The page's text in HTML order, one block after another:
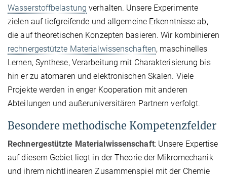
Wasserstoffbelastung verhalten. Unsere Experimente
zielen auf tiefgreifende und allgemeine Erkenntnisse ab,
die auf theoretischen Konzepten basieren. Wir kombinieren
rechnergestützte Materialwissenschaften, maschinelles
Lernen, Synthese, Verarbeitung mit Charakterisierung bis
hin er zu atomaren und elektronischen Skalen. Viele
Projekte werden in enger Kooperation mit anderen
Abteilungen und außeruniversitären Partnern verfolgt.
Besondere methodische Kompetenzfelder
Rechnergestützte Materialwissenschaft: Unsere Expertise
auf diesem Gebiet liegt in der Theorie der Mikromechanik
und ihrem nichtlinearen Zusammenspiel mit der Chemie